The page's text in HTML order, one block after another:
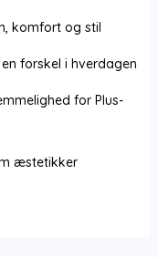
komfort og stil
forskel i hverdagen
for Plus-
æstetikker